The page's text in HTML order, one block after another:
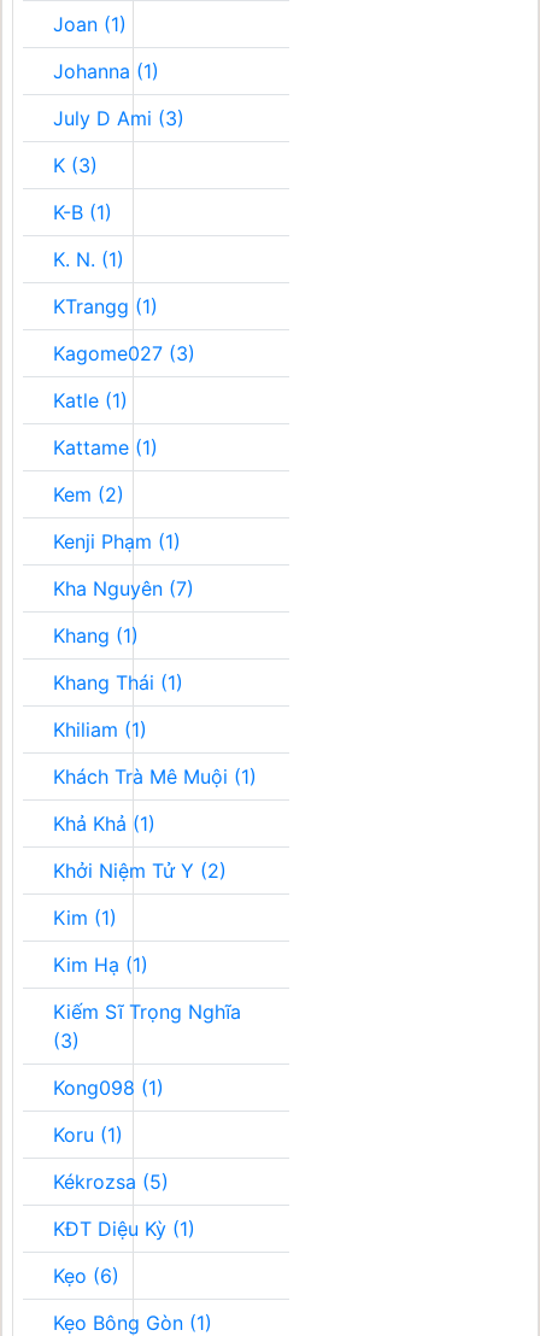
Joan (1)
Johanna (1)
July D Ami (3)
K (3)
K-B (1)
K. N. (1)
KTrangg (1)
Kagome027 (3)
Katle (1)
Kattame (1)
Kem (2)
Kenji Phạm (1)
Kha Nguyên (7)
Khang (1)
Khang Thái (1)
Khiliam (1)
Khách Trà Mê Muội (1)
Khả Khả (1)
Khởi Niệm Tử Y (2)
Kim (1)
Kim Hạ (1)
Kiếm Sĩ Trọng Nghĩa
(3)
Kong098 (1)
Koru (1)
Kékrozsa (5)
KĐT Diệu Kỳ (1)
Kẹo (6)
Kẹo Bông Gòn (1)